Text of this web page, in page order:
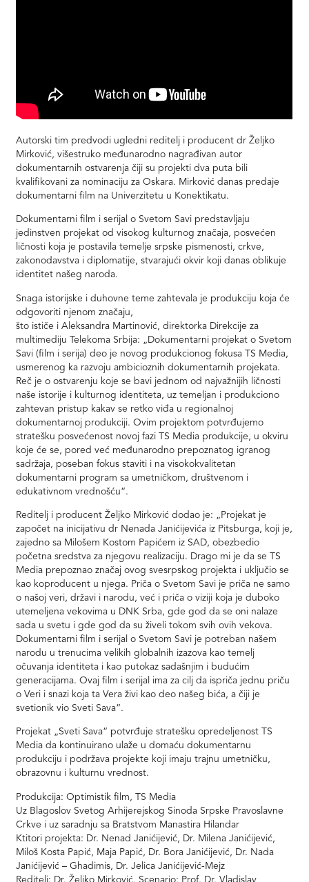
Autorski tim predvodi ugledni reditelj i producent dr Željko
Mirković, višestruko međunarodno nagrađivan autor
dokumentarnih ostvarenja čiji su projekti dva puta bili
kvalifikovani za nominaciju za Oskara. Mirković danas predaje
dokumentarni film na Univerzitetu u Konektikatu.
Dokumentarni film i serijal o Svetom Savi predstavljaju
jedinstven projekat od visokog kulturnog značaja, posvećen
ličnosti koja je postavila temelje srpske pismenosti, crkve,
zakonodavstva i diplomatije, stvarajući okvir koji danas oblikuje
identitet našeg naroda.
Snaga istorijske i duhovne teme zahtevala je produkciju koja će
odgovoriti njenom značaju,
što ističe i Aleksandra Martinović, direktorka Direkcije za
multimediju Telekoma Srbija: „Dokumentarni projekat o Svetom
Savi (film i serija) deo je novog produkcionog fokusa TS Media,
usmerenog ka razvoju ambicioznih dokumentarnih projekata.
Reč je o ostvarenju koje se bavi jednom od najvažnijih ličnosti
naše istorije i kulturnog identiteta, uz temeljan i produkciono
zahtevan pristup kakav se retko viđa u regionalnoj
dokumentarnoj produkciji. Ovim projektom potvrđujemo
stratešku posvećenost novoj fazi TS Media produkcije, u okviru
koje će se, pored već međunarodno prepoznatog igranog
sadržaja, poseban fokus staviti i na visokokvalitetan
dokumentarni program sa umetničkom, društvenom i
edukativnom vrednošću“.
Reditelj i producent Željko Mirković dodao je: „Projekat je
započet na inicijativu dr Nenada Janićijevića iz Pitsburga, koji je,
zajedno sa Milošem Kostom Papićem iz SAD, obezbedio
početna sredstva za njegovu realizaciju. Drago mi je da se TS
Media prepoznao značaj ovog svesrpskog projekta i uključio se
kao koproducent u njega. Priča o Svetom Savi je priča ne samo
o našoj veri, državi i narodu, već i priča o viziji koja je duboko
utemeljena vekovima u DNK Srba, gde god da se oni nalaze
sada u svetu i gde god da su živeli tokom svih ovih vekova.
Dokumentarni film i serijal o Svetom Savi je potreban našem
narodu u trenucima velikih globalnih izazova kao temelj
očuvanja identiteta i kao putokaz sadašnjim i budućim
generacijama. Ovaj film i serijal ima za cilj da ispriča jednu priču
o Veri i snazi koja ta Vera živi kao deo našeg bića, a čiji je
svetionik vio Sveti Sava“.
Projekat „Sveti Sava“ potvrđuje stratešku opredeljenost TS
Media da kontinuirano ulaže u domaću dokumentarnu
produkciju i podržava projekte koji imaju trajnu umetničku,
obrazovnu i kulturnu vrednost.
Produkcija: Optimistik film, TS Media
Uz Blagoslov Svetog Arhijerejskog Sinoda Srpske Pravoslavne
Crkve i uz saradnju sa Bratstvom Manastira Hilandar
Ktitori projekta: Dr. Nenad Janićijević, Dr. Milena Janićijević,
Miloš Kosta Papić, Maja Papić, Dr. Bora Janićijević, Dr. Nada
Janićijević – Ghadimis, Dr. Jelica Janićijević-Mejz
Reditelj: Dr. Željko Mirković, Scenario: Prof. Dr. Vladislav